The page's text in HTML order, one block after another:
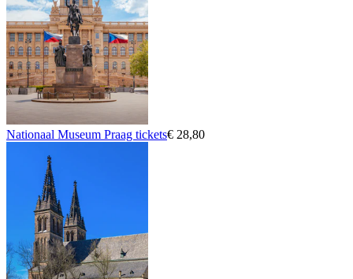
Nationaal Museum Praag tickets€ 28,80